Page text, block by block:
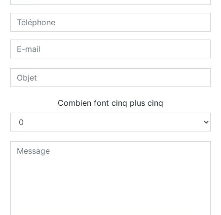
Combien font cinq plus cinq